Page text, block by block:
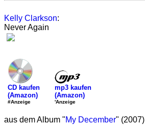
Kelly Clarkson:
Never Again
CD kaufen
(Amazon)
#Anzeige
mp3 kaufen
(Amazon)
'Anzeige
aus dem Album "My December" (2007)